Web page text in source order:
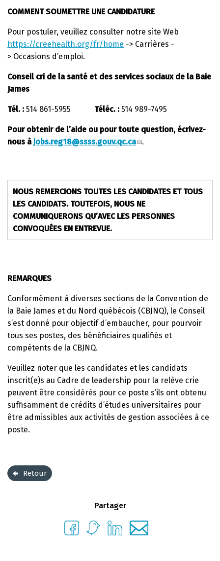
COMMENT SOUMETTRE UNE CANDIDATURE
Pour postuler, veuillez consulter notre site Web
https://creehealth.org/fr/home -> Carrières -
> Occasions d’emploi.
Conseil cri de la santé et des services sociaux de la Baie
James
Tél. : 514 861-5955 Téléc. : 514 989-7495
Pour obtenir de l’aide ou pour toute question, écrivez-
nous à jobs.reg18@ssss.gouv.qc.ca .
NOUS REMERCIONS TOUTES LES CANDIDATES ET TOUS
LES CANDIDATS. TOUTEFOIS, NOUS NE
COMMUNIQUERONS QU’AVEC LES PERSONNES
CONVOQUÉES EN ENTREVUE.
REMARQUES
Conformément à diverses sections de la Convention de
la Baie James et du Nord québécois (CBJNQ), le Conseil
s’est donné pour objectif d’embaucher, pour pourvoir
tous ses postes, des bénéficiaires qualifiés et
compétents de la CBJNQ.
Veuillez noter que les candidates et les candidats
inscrit(e)s au Cadre de leadership pour la relève crie
peuvent être considérés pour ce poste s’ils ont obtenu
suffisamment de crédits d’études universitaires pour
être admissibles aux activités de gestion associées à ce
poste.
Retour
Partager